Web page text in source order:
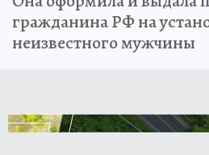
гражданина РФ на
неизвестного мужчины